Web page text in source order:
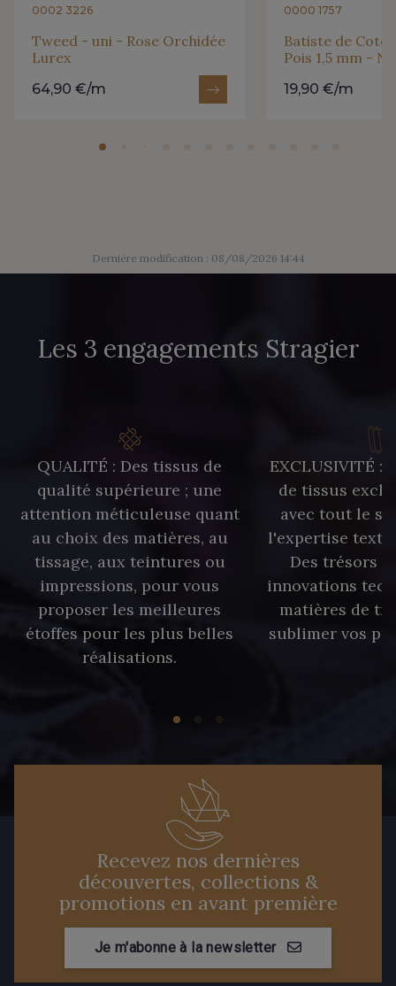
0002 3226
Tweed - uni - Rose Orchidée
Lurex
64,90 €/m
0000 1757
Batiste de
Pois 1,5 mm -
19,90 €/m
Dernière modification : 08/08/2026 14:44
Les 3 engagements Stragier
QUALITÉ : Des tissus de
qualité supérieure ; une
attention méticuleuse quant
au choix des matières, au
tissage, aux teintures ou
impressions, pour vous
proposer les meilleures
étoffes pour les plus belles
réalisations.
EXCLUSIVITÉ :
de tissus
avec tout le
l'expertise
Des trésors
innovations
matières de
sublimer vos
Recevez nos dernières
découvertes, collections &
promotions en avant première
Je m'abonne à la newsletter